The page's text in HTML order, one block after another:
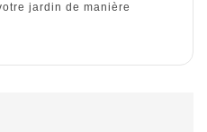
jardin de manière